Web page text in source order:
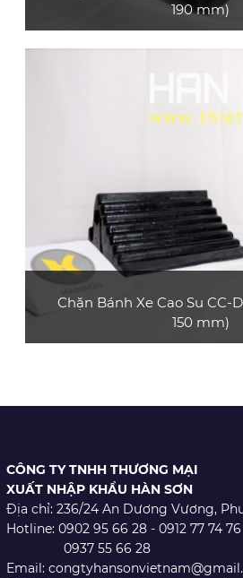
190 mm)
có tay cầm, dễ dàng di
XEM CHI TIẾT
Chặn Bánh Xe Cao Su CC-
150 mm)
CÔNG TY TNHH THƯƠNG MẠI
XUẤT NHẬP KHẨU HÀN SƠN
Địa chỉ: 236/24 An Dương Vương,
Hotline: 0902 95 66 28 - 0912 77 74 76
0937 55 66 28
Email: